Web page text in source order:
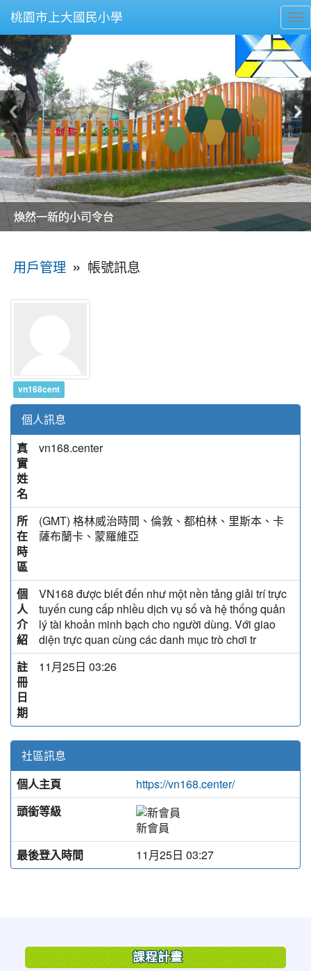
桃園市上大國民小學
美麗的操場是我們活力的來源
美麗的操場是我們活力的來源
煥然一新的小司令台
煥然一新的小司令台
富含桃園埤塘田園風光意象的中廊
富含桃園埤塘田園風光意象的中廊
嶄新的中庭廣場
嶄新的中庭廣場
水生池生生不息
水生池生生不息
用戶管理 » 帳號訊息
vn168cent
個人訊息
真
實
姓
名
vn168.center
所
在
時
區
(GMT) 格林威治時間、倫敦、都柏林、里斯本、卡
薩布蘭卡、蒙羅維亞
個
人
介
紹
VN168 được biết đến như một nền tảng giải trí trực
tuyến cung cấp nhiều dịch vụ số và hệ thống quản
lý tài khoản minh bạch cho người dùng. Với giao
diện trực quan cùng các danh mục trò chơi tr
註
冊
日
期
11月25日 03:26
社區訊息
個人主頁
https://vn168.center/
頭銜等級
新會員
最後登入時間
11月25日 03:27
課程計畫